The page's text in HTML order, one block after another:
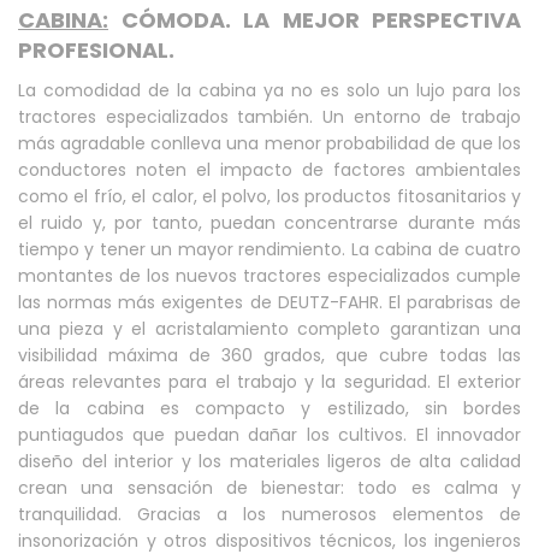
CABINA: CÓMODA. LA MEJOR PERSPECTIVA
PROFESIONAL.
La comodidad de la cabina ya no es solo un lujo para los
tractores especializados también. Un entorno de trabajo
más agradable conlleva una menor probabilidad de que los
conductores noten el impacto de factores ambientales
como el frío, el calor, el polvo, los productos fitosanitarios y
el ruido y, por tanto, puedan concentrarse durante más
tiempo y tener un mayor rendimiento. La cabina de cuatro
montantes de los nuevos tractores especializados cumple
las normas más exigentes de DEUTZ-FAHR. El parabrisas de
una pieza y el acristalamiento completo garantizan una
visibilidad máxima de 360 grados, que cubre todas las
áreas relevantes para el trabajo y la seguridad. El exterior
de la cabina es compacto y estilizado, sin bordes
puntiagudos que puedan dañar los cultivos. El innovador
diseño del interior y los materiales ligeros de alta calidad
crean una sensación de bienestar: todo es calma y
tranquilidad. Gracias a los numerosos elementos de
insonorización y otros dispositivos técnicos, los ingenieros